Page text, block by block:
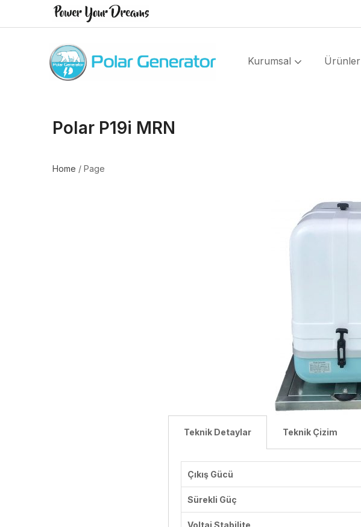
Kurumsal Ürünler
Polar P19i MRN
Home / Page
Teknik Detaylar Teknik Çizim
Çıkış Gücü
Sürekli Güç
Voltaj Stabilite